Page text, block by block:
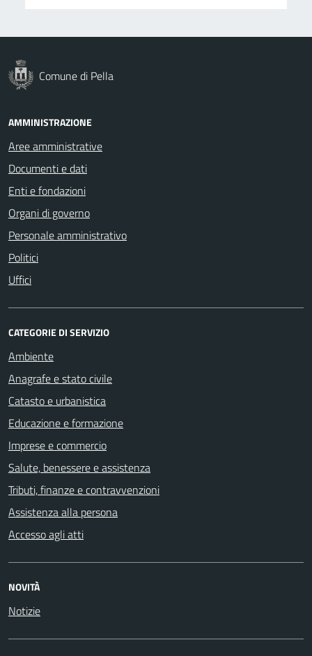
Comune di Pella
AMMINISTRAZIONE
Aree amministrative
Documenti e dati
Enti e fondazioni
Organi di governo
Personale amministrativo
Politici
Uffici
CATEGORIE DI SERVIZIO
Ambiente
Anagrafe e stato civile
Catasto e urbanistica
Educazione e formazione
Imprese e commercio
Salute, benessere e assistenza
Tributi, finanze e contravvenzioni
Assistenza alla persona
Accesso agli atti
NOVITÀ
Notizie